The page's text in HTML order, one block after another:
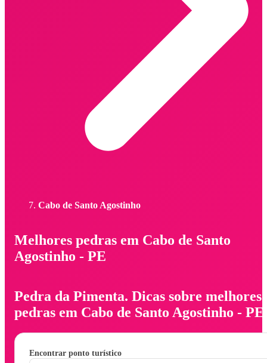
Cabo de Santo Agostinho
Melhores pedras em Cabo de Santo
Agostinho - PE
Pedra da Pimenta. Dicas sobre melhores
pedras em Cabo de Santo Agostinho - PE.
Encontrar ponto turístico